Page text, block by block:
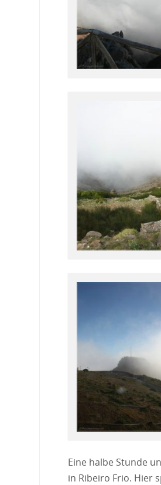
Eine halbe Stunde
in Ribeiro Frio. Hier